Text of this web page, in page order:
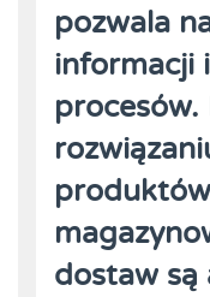
pozwala
informacji
dostaw są